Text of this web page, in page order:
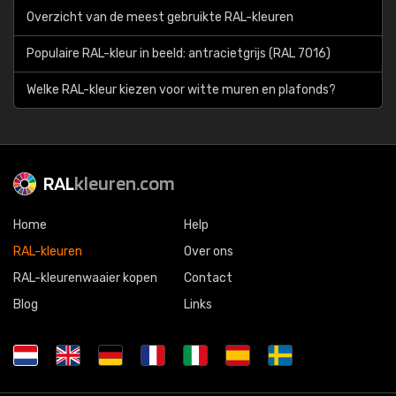
Overzicht van de meest gebruikte RAL-kleuren
Populaire RAL-kleur in beeld: antracietgrijs (RAL 7016)
Welke RAL-kleur kiezen voor witte muren en plafonds?
RALkleuren.com
Home
RAL-kleuren
RAL-kleurenwaaier kopen
Blog
Help
Over ons
Contact
Links